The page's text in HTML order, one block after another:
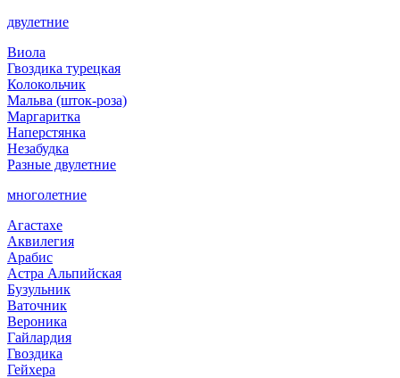
двулетние
Виола
Гвоздика турецкая
Колокольчик
Мальва (шток-роза)
Маргаритка
Наперстянка
Незабудка
Разные двулетние
многолетние
Агастахе
Аквилегия
Арабис
Астра Альпийская
Бузульник
Ваточник
Вероника
Гайлардия
Гвоздика
Гейхера